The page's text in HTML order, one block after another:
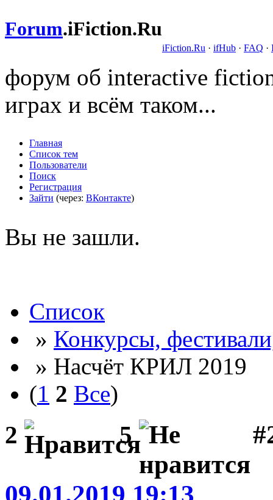
Forum.iFiction.Ru
iFiction.Ru · ifHub · FAQ ·
форум об interactive
играх и всём таком...
Главная
Список тем
Пользователи
Поиск
Регистрация
Зайти (через: ВКонтакте)
Вы не зашли.
Список
» Конкурсы,
» Насчёт КРИЛ 2019
(1 2 Все)
2 5
09.01.2019 19:13